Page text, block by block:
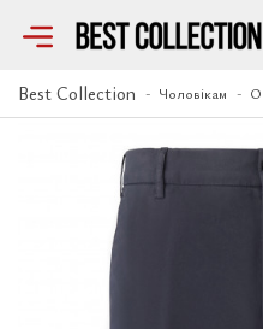
Best Collection Чоловікам
Шорти Loro